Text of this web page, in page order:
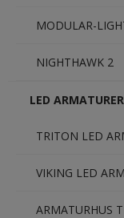
MODULAR-
NIGHTHAWK 2
LED
TRITON LED
VIKING LED
ARMATURHUS